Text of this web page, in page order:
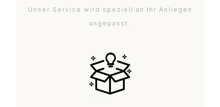
Unser Service wird speziell an Ihr Anliegen
angepasst.